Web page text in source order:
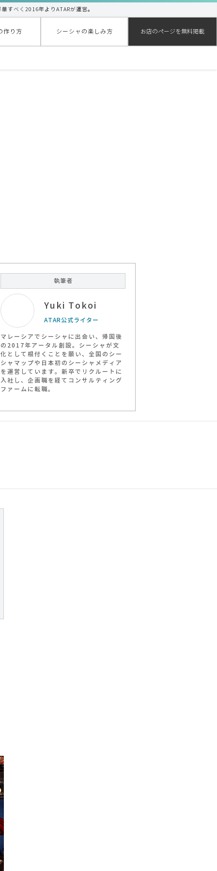
すべく2016年よりATARが運営。
作り方 シーシャの楽しみ方 お店のページを無料掲載
執筆者
Yuki Tokoi
ATAR公式ライター
マレーシアでシーシャに出会い、帰国後
の2017年アータル創設。シーシャが文
化として根付くことを願い、全国のシー
シャマップや日本初のシーシャメディア
を運営しています。新卒でリクルートに
入社し、企画職を経てコンサルティング
ファームに転職。